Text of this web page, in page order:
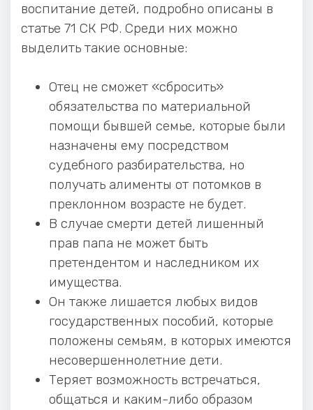
воспитание детей, подробно описаны в
статье 71 СК РФ. Среди них можно
выделить такие основные:
Отец не сможет «сбросить»
обязательства по материальной
помощи бывшей семье, которые были
назначены ему посредством
судебного разбирательства, но
получать алименты от потомков в
преклонном возрасте не будет.
В случае смерти детей лишенный
прав папа не может быть
претендентом и наследником их
имущества.
Он также лишается любых видов
государственных пособий, которые
положены семьям, в которых имеются
несовершеннолетние дети.
Теряет возможность встречаться,
общаться и каким-либо образом